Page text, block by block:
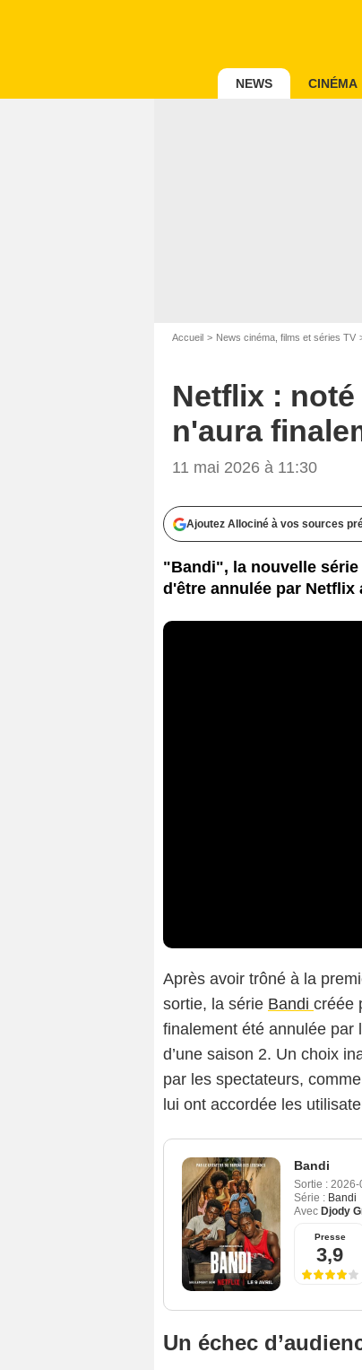
NEWS CINÉMA
Accueil News cinéma, films et séries TV
Netflix :
n'aura
11 mai 2026 à 11:30
Ajoutez Allociné à vos sources
"Bandi", la nouvelle
d'être annulée par Netflix
Après avoir trôné à la
sortie, la série Bandi créée
finalement été annulée par
d’une saison 2. Un choix
par les spectateurs,
lui ont accordée les
Bandi
Sortie : 2026-
Série : Bandi
Avec Djody
Presse
3,9
Un échec